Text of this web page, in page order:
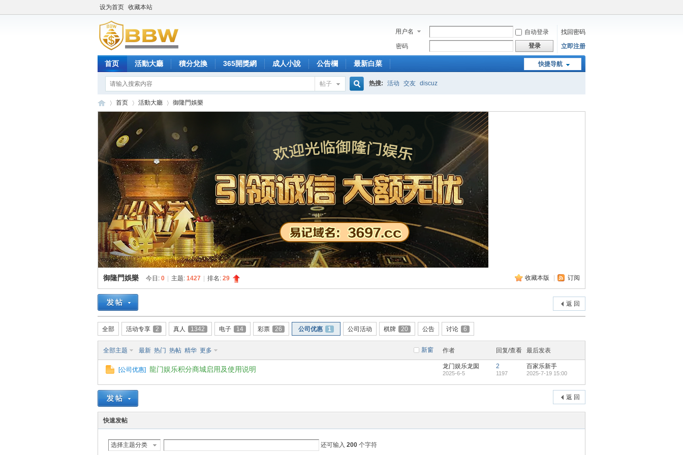
设为首页 收藏本站
用户名 自动登录
找回密码
密码
登录 立即注册
快捷导航
首页 活動大廳 積分兌換 365開獎網 成人小說 公告欄 最新白菜
帖子
索
热搜: 活动 交友 discuz
保
博
网
首页 活動大廳 御隆門娛樂
收藏本版 订阅
御隆門娛樂 今日: 0 主题: 1427 排名: 29
返 回
全部 活动专享 2 真人 1342 电子 14 彩票 26 公司优惠 1 公司活动 棋牌 20 公告 讨论 6
新窗
全部主题 最新 热门 热帖 精华 更多 作者 回复/查看 最后发表
[公司优惠] 龍门娱乐积分商城启用及使用说明 龙门娱乐龙囡
2025-6-5
2
1197
百家乐新手
2025-7-19 15:00
返 回
快速发帖
选择主题分类 还可输入 200 个字符